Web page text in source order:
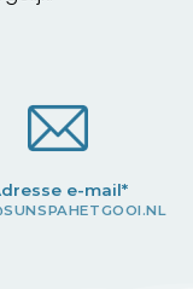
e-mail*